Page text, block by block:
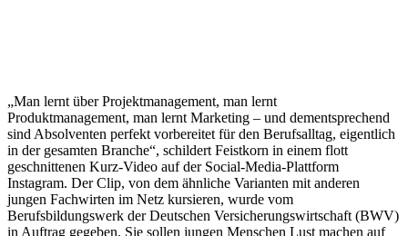
„Man lernt über Projektmanagement, man lernt
Produktmanagement, man lernt Marketing – und dementsprechend
sind Absolventen perfekt vorbereitet für den Berufsalltag, eigentlich
in der gesamten Branche“, schildert Feistkorn in einem flott
geschnittenen Kurz-Video auf der Social-Media-Plattform
Instagram. Der Clip, von dem ähnliche Varianten mit anderen
jungen Fachwirten im Netz kursieren, wurde vom
Berufsbildungswerk der Deutschen Versicherungswirtschaft (BWV)
in Auftrag gegeben. Sie sollen jungen Menschen Lust machen auf